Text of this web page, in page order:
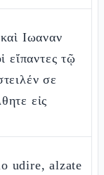
Ιωαναν
εἴπαντες τῷ
σε
εἰς
udire, alzate